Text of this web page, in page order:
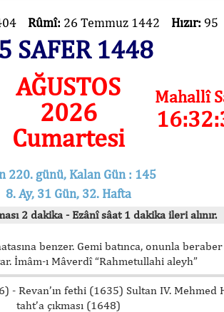
Rûmî: 26 Temmuz 1442 Hızır: 95
SAFER 1448
AĞUSTOS
2026
Cumartesi
Mahallî
220. günü, Kalan Gün : 145
8. Ay, 31 Gün, 32. Hafta
2 dakika - Ezânî sâat 1 dakika ileri alınır.
benzer. Gemi batınca, onunla
İmâm-ı Mâverdî “Rahmetullahi aleyh”
- Revan’ın fethi (1635) Sultan IV. Mehmed
taht’a çıkması (1648)